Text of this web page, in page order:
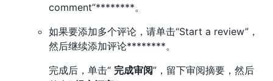
comment”********。
如果要添加多个评论，请单击“Start a review”，
然后继续添加评论********。
完成后，单击“ 完成审阅”，留下审阅摘要，然后